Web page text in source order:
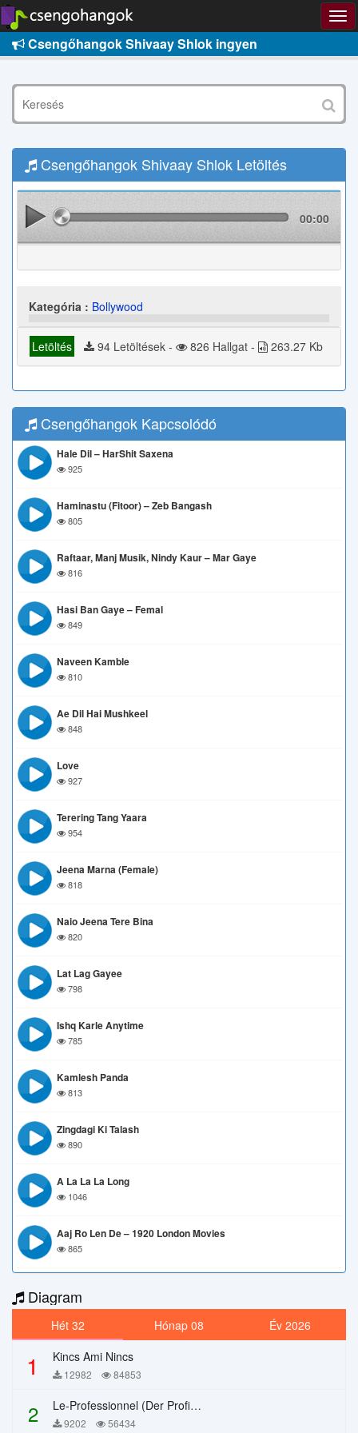
Csengőhangok Shivaay Shlok ingyen
Csengőhangok Shivaay Shlok Letöltés
00:00
Kategória : Bollywood
Letöltés 94 Letöltések - 826 Hallgat - 263.27 Kb
Csengőhangok Kapcsolódó
Hale Dil – HarShit Saxena
925
Haminastu (Fitoor) – Zeb Bangash
805
Raftaar, Manj Musik, Nindy Kaur – Mar Gaye
816
Hasi Ban Gaye – Femal
849
Naveen Kamble
810
Ae Dil Hai Mushkeel
848
Love
927
Terering Tang Yaara
954
Jeena Marna (Female)
818
Naio Jeena Tere Bina
820
Lat Lag Gayee
798
Ishq Karle Anytime
785
Kamlesh Panda
813
Zingdagi Ki Talash
890
A La La La Long
1046
Aaj Ro Len De – 1920 London Movies
865
Diagram
Hét 32 Hónap 08 Év 2026
1 Kincs Ami Nincs
12982 84853
2 Le-Professionnel (Der Profi) – Chi Mai
9202 56434